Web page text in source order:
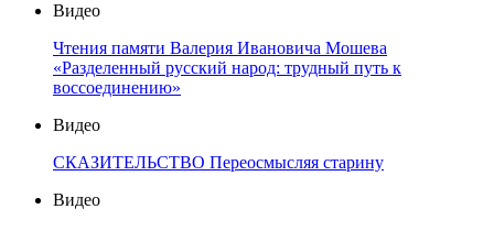
Видео
Чтения памяти Валерия Ивановича Мошева
«Разделенный русский народ: трудный путь к
воссоединению»
Видео
СКАЗИТЕЛЬСТВО Переосмысляя старину
Видео